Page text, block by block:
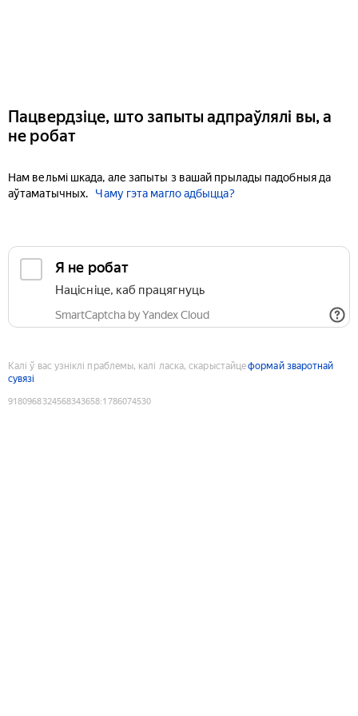
Пацвердзіце, што запыты адпраўлялі вы, а
не робат
Нам вельмі шкада, але запыты з вашай прылады падобныя да
аўтаматычных.
Чаму гэта магло адбыцца?
Я не робат
Націсніце, каб працягнуць
SmartCaptcha by Yandex Cloud
Калі ў вас узніклі праблемы, калі ласка, скарыстайцеформай зваротнай
сувязі
9180968324568343658:1786074530